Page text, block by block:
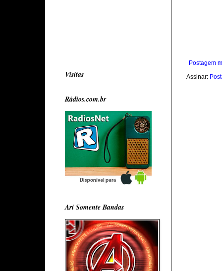
Postagem
Assinar:
Visitas
Rádios.com.br
Ari Somente Bandas